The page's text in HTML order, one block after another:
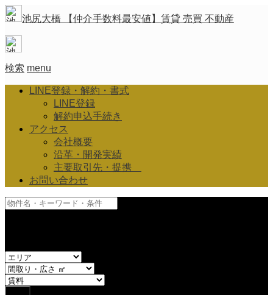
池尻大橋 【仲介手数料最安値】賃貸 売買 不動産
検索 menu
LINE登録・解約・書式
LINE登録
解約申込手続き
アクセス
会社概要
沿革・開発実績
主要取引先・提携
お問い合わせ